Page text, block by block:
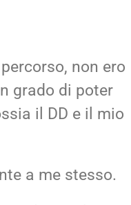
non ero
grado di poter
il DD e il mio
a me stesso.